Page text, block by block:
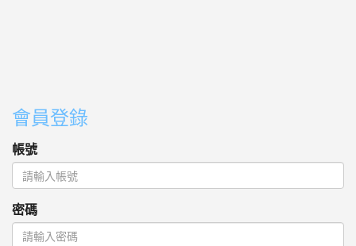
會員登錄
帳號
密碼